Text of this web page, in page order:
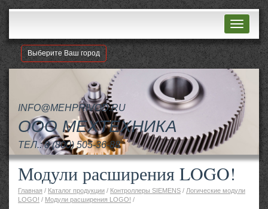
Выберите Ваш город
INFO@MEHPRIVOD.RU
ООО МЕХТЕХНИКА
ТЕЛ.:8 (800) 505-36-88
Модули расширения LOGO!
Главная / Каталог продукции / Контроллеры SIEMENS / Логические модули
LOGO! / Модули расширения LOGO! /